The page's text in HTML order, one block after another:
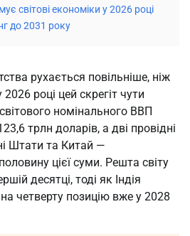
світові економіки у 2026 році
до 2031 року
рухається повільніше, ніж
2026 році цей скрегіт чути
номінального ВВП
трлн доларів, а дві провідні
Штати та Китай —
цієї суми. Решта світу
десятці, тоді як Індія
четверту позицію вже у 2028